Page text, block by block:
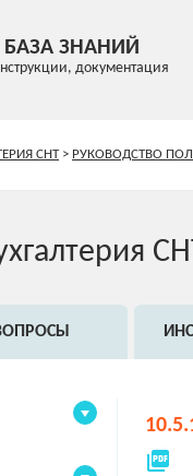
ЗНАНИЙ
документация
СНТ> РУКОВОДСТВО
picture_as_pdf